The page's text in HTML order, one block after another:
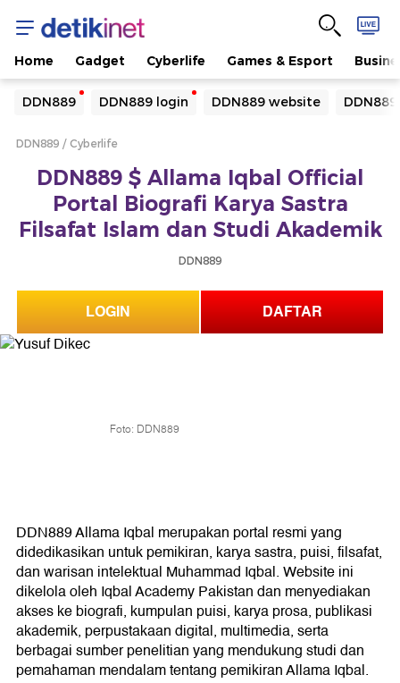
Home Gadget Cyberlife Games & Esport
DDN889 DDN889 login DDN889 website
Yang sedang ramai dicari
Loading...
Loading...
DDN889 Cyberlife
DDN889 $ Allama Iqbal Official
Portal Biografi Karya Sastra
Filsafat Islam dan Studi Akademik
DDN889
LOGIN DAFTAR
Foto: DDN889
DDN889 Allama Iqbal merupakan portal resmi yang
didedikasikan untuk pemikiran, karya sastra, puisi, filsafat,
dan warisan intelektual Muhammad Iqbal. Website ini
dikelola oleh Iqbal Academy Pakistan dan menyediakan
akses ke biografi, kumpulan puisi, karya prosa, publikasi
akademik, perpustakaan digital, multimedia, serta
berbagai sumber penelitian yang mendukung studi dan
pemahaman mendalam tentang pemikiran Allama Iqbal.